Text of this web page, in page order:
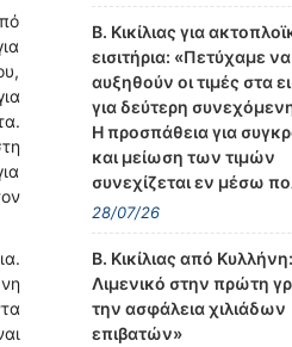
Β. Κικίλιας για
εισιτήρια: «Πετύχαμε
αυξηθούν οι τιμές στα
για δεύτερη
Η προσπάθεια για
και μείωση των τιμών
συνεχίζεται εν μέσω
28/07/26
Β. Κικίλιας από
Λιμενικό στην πρώτη
την ασφάλεια χιλιάδων
επιβατών»